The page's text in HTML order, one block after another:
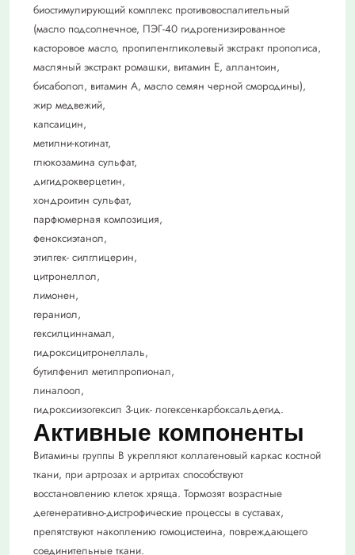
биостимулирующий комплекс противовоспалительный
(масло под­солнечное, ПЭГ-40 гидрогенизированное
касторовое масло, пропиленгликолевый экстракт прополиса,
масляный экстракт ромашки, витамин Е, аллантоин,
бисаболол, витамин А, масло семян черной смородины),
жир медвежий,
капсаицин,
метилни-котинат,
глюкозамина сульфат,
дигидрокверцетин,
хондроитин сульфат,
парфюмерная компо­зиция,
феноксиэтанол,
этилгек- силглицерин,
цитронеллол,
лимо­нен,
гераниол,
гексилциннамал,
гидроксицитронеллаль,
бутилфенил метилпропионал,
линалоол,
гидроксиизогексил 3-цик- логексенкарбоксальдегид.
Активные компоненты
Витамины группы В укрепляют коллагеновый каркас костной
ткани, при артрозах и артритах способствуют
восстановлению клеток хряща. Тормозят возрастные
дегенеративно-дистрофические процессы в суставах,
препятствуют накоплению гомоцистеина, повреждающего
соединительные ткани.